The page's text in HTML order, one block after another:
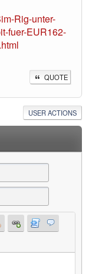
Rig-unter-
fuer-EUR162-
QUOTE
USER ACTIONS